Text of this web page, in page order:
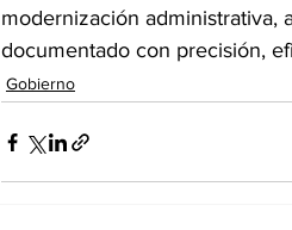
modernización administrativa,
documentado con precisión,
Gobierno